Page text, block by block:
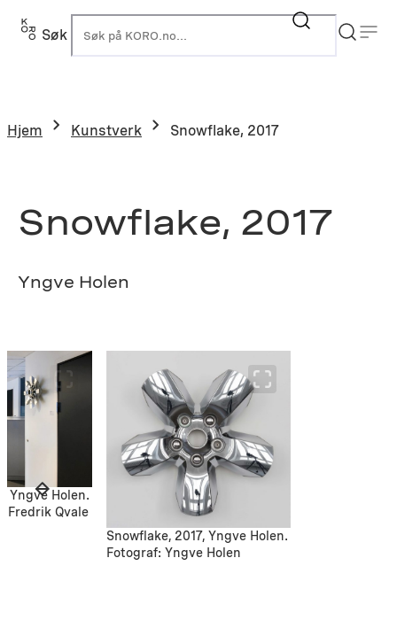
Hopp
Søk
Hjem Kunstverk Snowflake, 2017
Snowflake, 2017
Yngve Holen
Yngve Holen.
Fredrik Qvale
Snowflake, 2017, Yngve Holen.
Fotograf: Yngve Holen